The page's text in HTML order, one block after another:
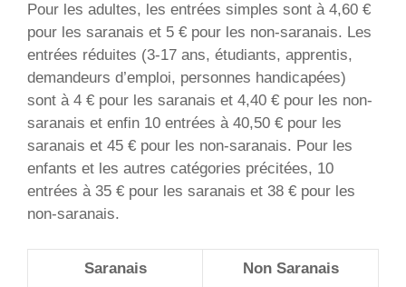
Pour les adultes, les entrées simples sont à 4,60 €
pour les saranais et 5 € pour les non-saranais. Les
entrées réduites (3-17 ans, étudiants, apprentis,
demandeurs d’emploi, personnes handicapées)
sont à 4 € pour les saranais et 4,40 € pour les non-
saranais et enfin 10 entrées à 40,50 € pour les
saranais et 45 € pour les non-saranais. Pour les
enfants et les autres catégories précitées, 10
entrées à 35 € pour les saranais et 38 € pour les
non-saranais.
Saranais Non Saranais